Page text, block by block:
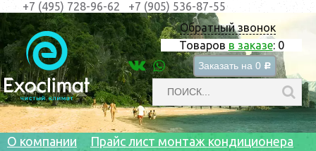
Обратный звонок
Товаров в заказе: 0
Заказать на 0 c
+7 (495) 728-96-62 +7 (905) 536-87-55
О компании
Прайс лист монтаж кондиционера